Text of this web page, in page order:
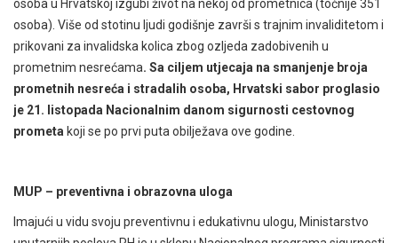
osoba u Hrvatskoj izgubi život na nekoj od prometnica (točnije 351
osoba). Više od stotinu ljudi godišnje završi s trajnim invaliditetom i
prikovani za invalidska kolica zbog ozljeda zadobivenih u
prometnim nesrećama. Sa ciljem utjecaja na smanjenje broja
prometnih nesreća i stradalih osoba, Hrvatski sabor proglasio
je 21. listopada Nacionalnim danom sigurnosti cestovnog
prometa koji se po prvi puta obilježava ove godine.
MUP – preventivna i obrazovna uloga
Imajući u vidu svoju preventivnu i edukativnu ulogu, Ministarstvo